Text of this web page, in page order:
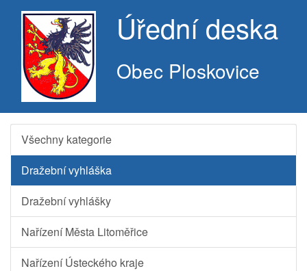
Úřední deska
Obec Ploskovice
Všechny kategorie
Dražební vyhláška
Dražební vyhlášky
Nařízení Města Litoměřice
Nařízení Ústeckého kraje